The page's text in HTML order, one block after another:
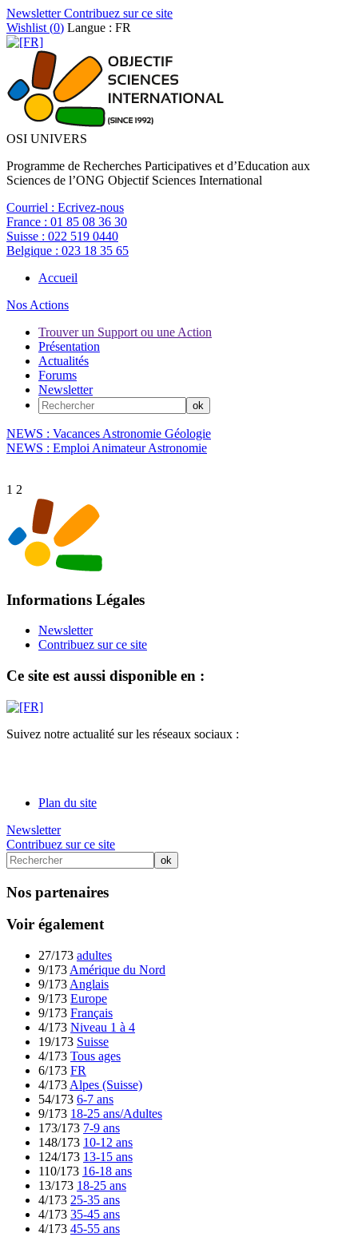
NewsletterContribuez sur ce site
Wishlist (0) Langue : FR
OSI UNIVERS
Programme de Recherches Participatives et d’Education aux
Sciences de l’ONG Objectif Sciences International
Courriel : Ecrivez-nous
France : 01 85 08 36 30
Suisse : 022 519 0440
Belgique : 023 18 35 65
Accueil
Nos Actions
Trouver un Support ou une Action
Présentation
Actualités
Forums
Newsletter
NEWS : Vacances Astronomie Géologie
NEWS : Emploi Animateur Astronomie
1 2
Informations Légales
Newsletter
Contribuez sur ce site
Ce site est aussi disponible en :
Suivez notre actualité sur les réseaux sociaux :
Plan du site
Newsletter
Contribuez sur ce site
Nos partenaires
Voir également
27/173 adultes
9/173 Amérique du Nord
9/173 Anglais
9/173 Europe
9/173 Français
4/173 Niveau 1 à 4
19/173 Suisse
4/173 Tous ages
6/173 FR
4/173 Alpes (Suisse)
54/173 6-7 ans
9/173 18-25 ans/Adultes
173/173 7-9 ans
148/173 10-12 ans
124/173 13-15 ans
110/173 16-18 ans
13/173 18-25 ans
4/173 25-35 ans
4/173 35-45 ans
4/173 45-55 ans